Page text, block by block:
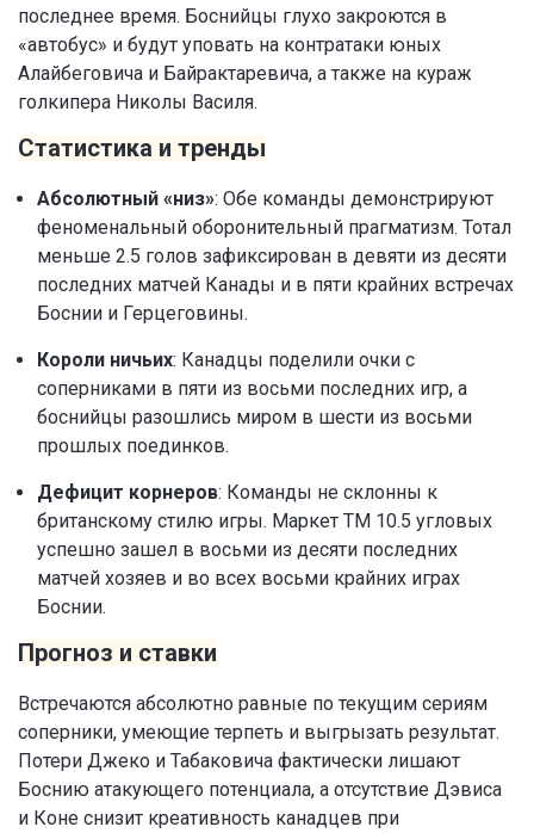
последнее время. Боснийцы глухо закроются в
«автобус» и будут уповать на контратаки юных
Алайбеговича и Байрактаревича, а также на кураж
голкипера Николы Василя.
Статистика и тренды
Абсолютный «низ»: Обе команды демонстрируют
феноменальный оборонительный прагматизм. Тотал
меньше 2.5 голов зафиксирован в девяти из десяти
последних матчей Канады и в пяти крайних встречах
Боснии и Герцеговины.
Короли ничьих: Канадцы поделили очки с
соперниками в пяти из восьми последних игр, а
боснийцы разошлись миром в шести из восьми
прошлых поединков.
Дефицит корнеров: Команды не склонны к
британскому стилю игры. Маркет ТМ 10.5 угловых
успешно зашел в восьми из десяти последних
матчей хозяев и во всех восьми крайних играх
Боснии.
Прогноз и ставки
Встречаются абсолютно равные по текущим сериям
соперники, умеющие терпеть и выгрызать результат.
Потери Джеко и Табаковича фактически лишают
Боснию атакующего потенциала, а отсутствие Дэвиса
и Коне снизит креативность канадцев при